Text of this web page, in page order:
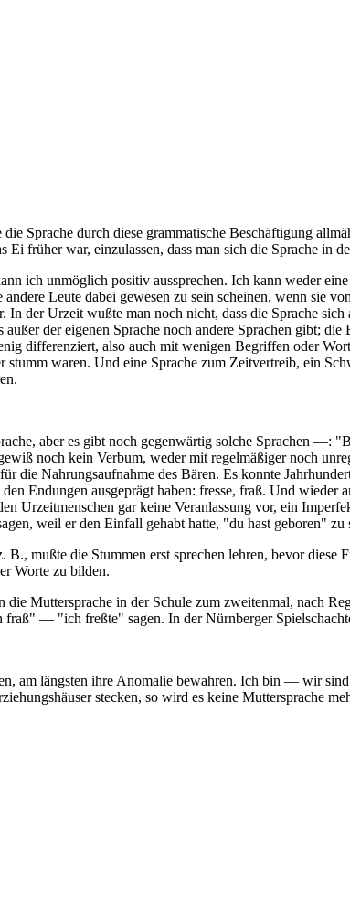
Sprache durch diese grammatische Beschäftigung
früher war, einzulassen, dass man sich die Sprache in
ich unmöglich positiv aussprechen. Ich kann weder
Leute dabei gewesen zu sein scheinen, wenn sie
der Urzeit wußte man noch nicht, dass die Sprache
der eigenen Sprache noch andere Sprachen gibt;
differenziert, also auch mit wenigen Begriffen oder
waren. Und eine Sprache zum Zeitvertreib, ein
aber es gibt noch gegenwärtig solche Sprachen —:
noch kein Verbum, weder mit regelmäßiger noch
die Nahrungsaufnahme des Bären. Es konnte
Endungen ausgeprägt haben: fresse, fraß. Und
Urzeitmenschen gar keine Veranlassung vor, ein
weil er den Einfall gehabt hatte, "du hast geboren" zu
mußte die Stummen erst sprechen lehren, bevor
Worte zu bilden.
Muttersprache in der Schule zum zweitenmal, nach
— "ich freßte" sagen. In der Nürnberger
am längsten ihre Anomalie bewahren. Ich bin — wir
stecken, so wird es keine Muttersprache